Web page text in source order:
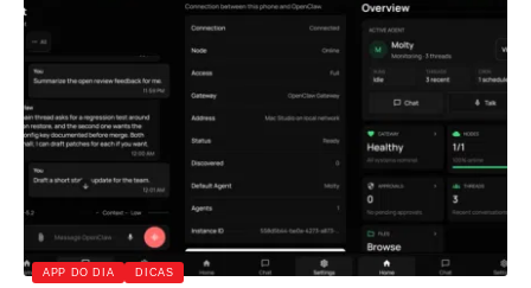
APP DO DIA DICAS